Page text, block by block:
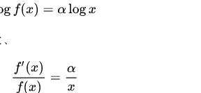
logf(x =α logx
f′ (x)f( x